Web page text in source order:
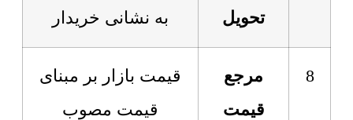
تحویل
به نشانی خریدار
8
مرجع
قیمت
قیمت بازار بر مبنای
قیمت مصوب